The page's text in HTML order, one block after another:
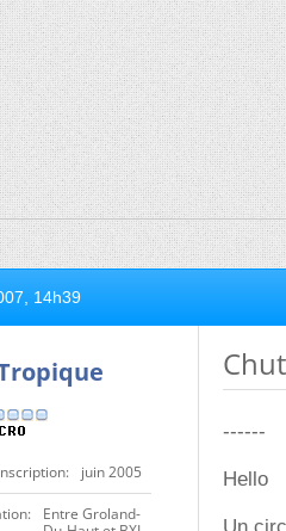
14h39
juin 2005
Entre Groland-
------
Hello